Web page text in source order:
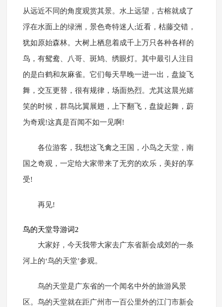
从远近不同的角度观赏其景。水上远望，古榕就成了
浮在水面上的绿洲，景色奇特迷人;近看，枯藤交错，
犹如原始森林。大树上栖息着成千上万只各种各样的
鸟，有鸳鸯、八哥、斑鸠、绣眼灯。其中最引人注目
的是白鹤和灰麻雀。它们每天早晚一进一出，盘旋飞
舞，交互更替，很有规律，场面热烈。尤其这晨光嬉
笑的时候，群鸟比翼展翅，上下翻飞，盘旋起舞，蔚
为奇观!这真是百闻不如一见啊!
各位游客，我想这飞禽之王国，小鸟之天堂，南
国之奇观，一定给大家带来了无穷的欢乐，美好的享
受!
再见!
鸟的天堂导游词2
大家好，今天我带大家去广东省新会成郊的一条
河上的‘鸟的天堂’参观。
鸟的天堂是广东省的一个闻名中外的旅游风景
区。鸟的天堂就在距广州市一百公里外的江门市新会